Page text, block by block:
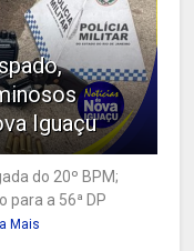
Iguaçu
do 20º BPM;
para a 56ª DP
Mais